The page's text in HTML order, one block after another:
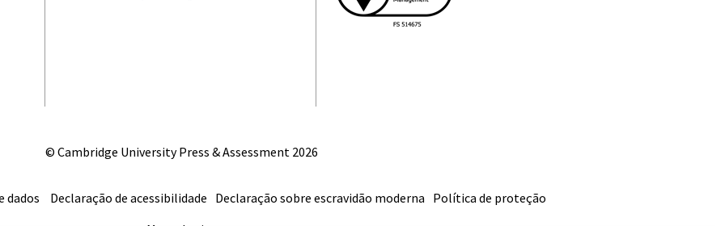
© Cambridge University Press & Assessment 2026
dados Declaração de acessibilidade Declaração sobre escravidão moderna Política de proteção